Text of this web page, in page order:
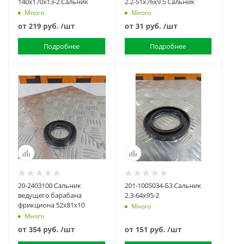
Много
от 219 руб. /шт
Подробнее
Много
от 31 руб. /шт
Подробнее
20-2403100 Сальник
ведущего барабана
фрикциона 52х81х10
Много
от 354 руб. /шт
201-1005034-Б3 Сальник
2.3-64х95-2
Много
от 151 руб. /шт